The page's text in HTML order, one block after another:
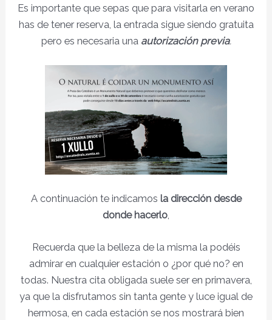
Es importante que sepas que para visitarla en verano
has de tener reserva, la entrada sigue siendo gratuita
pero es necesaria una autorización previa.
A continuación te indicamos la dirección desde
donde hacerlo,
Recuerda que la belleza de la misma la podéis
admirar en cualquier estación o ¿por qué no? en
todas. Nuestra cita obligada suele ser en primavera,
ya que la disfrutamos sin tanta gente y luce igual de
hermosa, en cada estación se nos mostrará bien